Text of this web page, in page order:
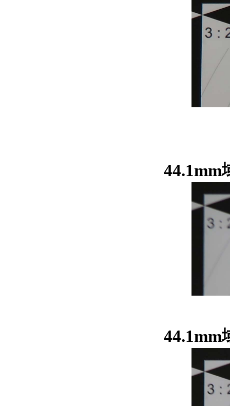
44.1mm
44.1mm